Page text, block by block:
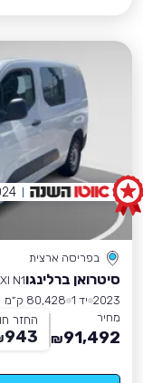
בפריסה ארצית
סיטרואן ברלינגוN1
2023 יד 1
80,428 ק״מ
מחיר
91,492
₪
החזר
943